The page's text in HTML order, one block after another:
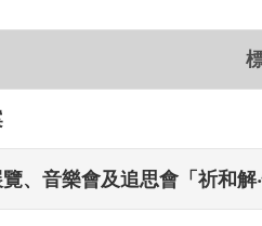
、音樂會及追思會「祈和解‧